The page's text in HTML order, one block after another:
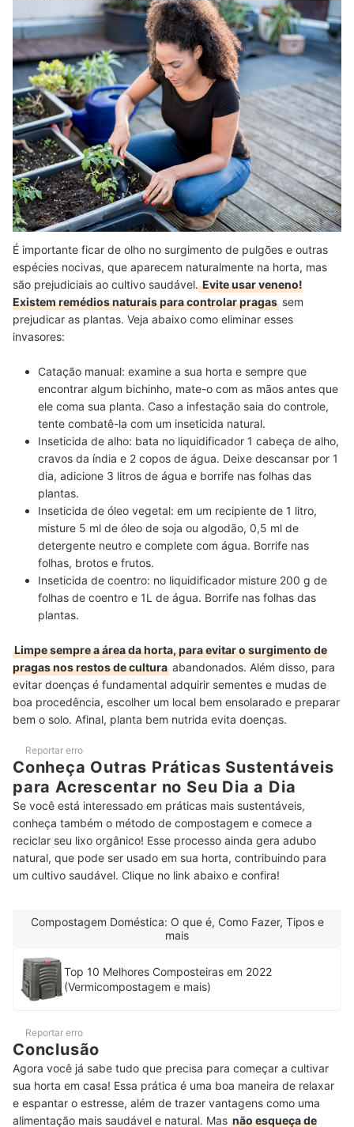
É importante ficar de olho no surgimento de pulgões e outras
espécies nocivas, que aparecem naturalmente na horta, mas
são prejudiciais ao cultivo saudável.Evite usar veneno!
Existem remédios naturais para controlar pragas sem
prejudicar as plantas. Veja abaixo como eliminar esses
invasores:
Catação manual: examine a sua horta e sempre que
encontrar algum bichinho, mate-o com as mãos antes que
ele coma sua planta. Caso a infestação saia do controle,
tente combatê-la com um inseticida natural.
Inseticida de alho: bata no liquidificador 1 cabeça de alho,
cravos da índia e 2 copos de água. Deixe descansar por 1
dia, adicione 3 litros de água e borrife nas folhas das
plantas.
Inseticida de óleo vegetal: em um recipiente de 1 litro,
misture 5 ml de óleo de soja ou algodão, 0,5 ml de
detergente neutro e complete com água. Borrife nas
folhas, brotos e frutos.
Inseticida de coentro: no liquidificador misture 200 g de
folhas de coentro e 1L de água. Borrife nas folhas das
plantas.
Limpe sempre a área da horta, para evitar o surgimento de
pragas nos restos de cultura abandonados. Além disso, para
evitar doenças é fundamental adquirir sementes e mudas de
boa procedência, escolher um local bem ensolarado e preparar
bem o solo. Afinal, planta bem nutrida evita doenças.
Reportar erro
Conheça Outras Práticas Sustentáveis
para Acrescentar no Seu Dia a Dia
Se você está interessado em práticas mais sustentáveis,
conheça também o método de compostagem e comece a
reciclar seu lixo orgânico! Esse processo ainda gera adubo
natural, que pode ser usado em sua horta, contribuindo para
um cultivo saudável. Clique no link abaixo e confira!
Compostagem Doméstica: O que é, Como Fazer, Tipos e
mais
Top 10 Melhores Composteiras em 2022
(Vermicompostagem e mais)
Reportar erro
Conclusão
Agora você já sabe tudo que precisa para começar a cultivar
sua horta em casa! Essa prática é uma boa maneira de relaxar
e espantar o estresse, além de trazer vantagens como uma
alimentação mais saudável e natural. Mas não esqueça de